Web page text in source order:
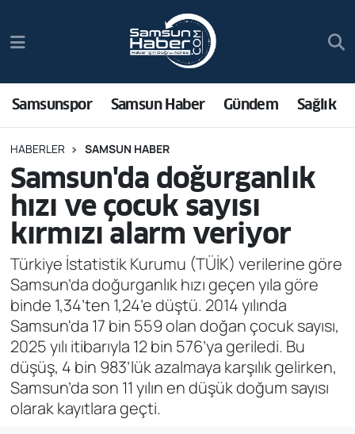
Samsunspor Samsun Haber Gündem Sağlık
HABERLER SAMSUN HABER
Samsun'da doğurganlık
hızı ve çocuk sayısı
kırmızı alarm veriyor
Türkiye İstatistik Kurumu (TÜİK) verilerine göre
Samsun’da doğurganlık hızı geçen yıla göre
binde 1,34’ten 1,24’e düştü. 2014 yılında
Samsun'da 17 bin 559 olan doğan çocuk sayısı,
2025 yılı itibarıyla 12 bin 576’ya geriledi. Bu
düşüş, 4 bin 983’lük azalmaya karşılık gelirken,
Samsun’da son 11 yılın en düşük doğum sayısı
olarak kayıtlara geçti.
Samsun Haber
Sağlık
Asayiş
Bilim ve Teknoloji
Bölge
Dünya
Ekonomi
Genel
Gündem
Trafik Durumu
Süper Lig Puan Durumu ve Fikstür
Tüm Manşetler
Son Dakika Haberleri
Haber Arşivi